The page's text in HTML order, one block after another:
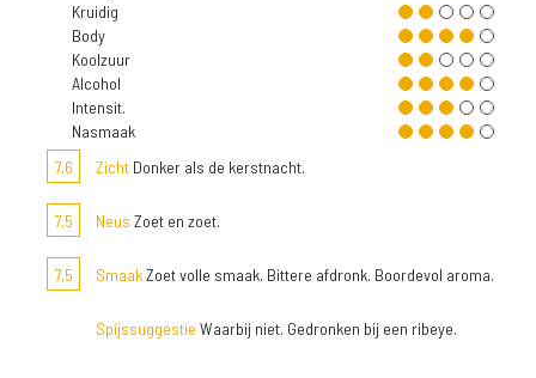
Kruidig
Body
Koolzuur
Alcohol
Intensit.
Nasmaak
7,6
Zicht Donker als de kerstnacht.
7,5 Neus Zoet en zoet.
7,5 SmaakZoet volle smaak. Bittere afdronk. Boordevol aroma.
Spijssuggestie Waarbij niet. Gedronken bij een ribeye.